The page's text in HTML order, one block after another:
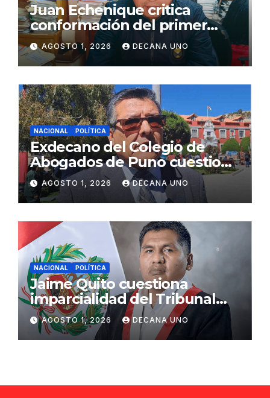
Juan Echenique critica
conformación del primer
gabinete ministerial de Keiko
Fujimori
AGOSTO 1, 2026 DECANA UNO
NACIONAL POLÍTICA
Exdecano del Colegio de
Abogados de Puno cuestiona
propuestas sobre seguridad
ciudadana
AGOSTO 1, 2026 DECANA UNO
NACIONAL POLÍTICA
Jaime Quito cuestiona
imparcialidad del Tribunal
Constitucional tras liberación
de Ollanta Humala
AGOSTO 1, 2026 DECANA UNO